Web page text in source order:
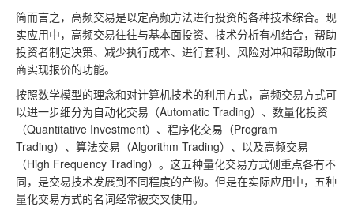
简而言之，高频交易是以定高频方法进行投资的各种技术综合。现
实应用中，高频交易往往与基本面投资、技术分析有机结合，帮助
投资者制定决策、减少执行成本、进行套利、风险对冲和帮助做市
商实现报价的功能。
按照数学模型的理念和对计算机技术的利用方式，高频交易方式可
以进一步细分为自动化交易（Automatic Trading）、数量化投资
（Quantitative Investment）、程序化交易（Program
Trading）、算法交易（Algorithm Trading）、以及高频交易
（High Frequency Trading）。这五种量化交易方式侧重点各有不
同，是交易技术发展到不同程度的产物。但是在实际应用中，五种
量化交易方式的名词经常被交叉使用。